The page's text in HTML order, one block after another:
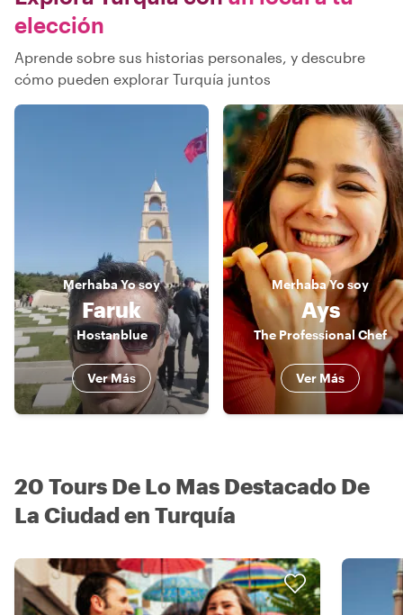
elección
Aprende sobre sus historias personales, y descubre
cómo pueden explorar Turquía juntos
MerhabaYo soy
Faruk
Hostanblue
Ver Más
Merhaba Yo soy
Ays
The Professional Chef
Ver Más
20 Tours De Lo Mas Destacado De
La Ciudad en Turquía